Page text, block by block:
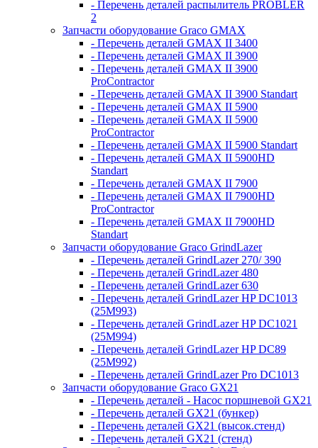
- Перечень деталей распылитель PROBLER
2
Запчасти оборудование Graco GMAX
- Перечень деталей GMAX II 3400
- Перечень деталей GMAX II 3900
- Перечень деталей GMAX II 3900
ProContractor
- Перечень деталей GMAX II 3900 Standart
- Перечень деталей GMAX II 5900
- Перечень деталей GMAX II 5900
ProContractor
- Перечень деталей GMAX II 5900 Standart
- Перечень деталей GMAX II 5900HD
Standart
- Перечень деталей GMAX II 7900
- Перечень деталей GMAX II 7900HD
ProContractor
- Перечень деталей GMAX II 7900HD
Standart
Запчасти оборудование Graco GrindLazer
- Перечень деталей GrindLazer 270/ 390
- Перечень деталей GrindLazer 480
- Перечень деталей GrindLazer 630
- Перечень деталей GrindLazer HP DC1013
(25M993)
- Перечень деталей GrindLazer HP DC1021
(25M994)
- Перечень деталей GrindLazer HP DC89
(25M992)
- Перечень деталей GrindLazer Pro DC1013
Запчасти оборудование Graco GX21
- Перечень деталей - Насос поршневой GX21
- Перечень деталей GX21 (бункер)
- Перечень деталей GX21 (высок.стенд)
- Перечень деталей GX21 (стенд)